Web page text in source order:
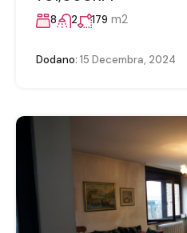
8 2 179 m2
Dodano: 15 Decembra, 2024